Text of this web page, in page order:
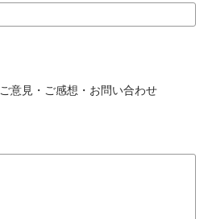
ご意見・ご感想・お問い合わせ